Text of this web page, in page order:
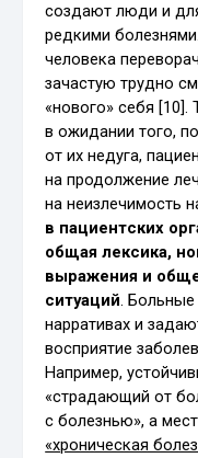
создают люди и
редкими
человека
зачастую трудно
«нового» себя [10].
в ожидании того,
от их недуга,
на продолжение
на неизлечимость
в пациентских
общая лексика,
выражения и
ситуаций. Больные
нарративах и
восприятие
Например,
«страдающий от
с болезнью», а
«хроническая